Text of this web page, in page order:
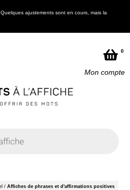
ajustements sont en cours, mais la
0
Mon compte
/ Affiches de phrases et d'affirmations positives